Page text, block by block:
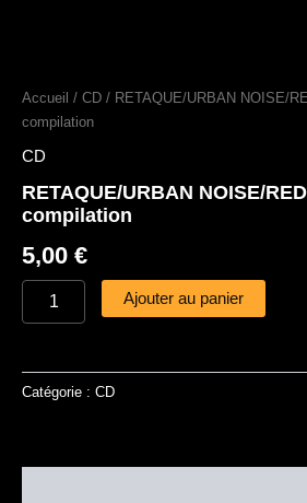
Accueil / CD / RETAQUE/URBAN NOISE/
compilation
CD
RETAQUE/URBAN NOISE/
compilation
5,00 €
Ajouter au panier
Catégorie : CD